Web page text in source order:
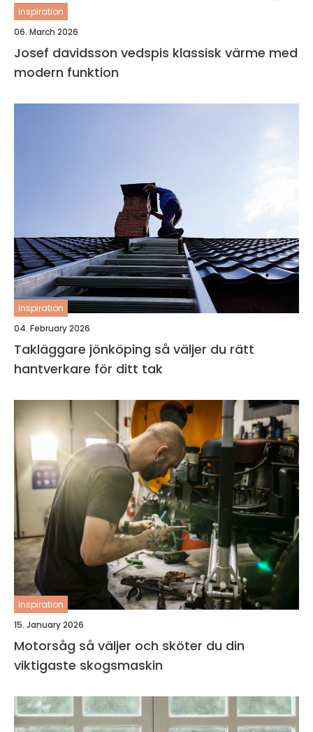
inspiration
06. March 2026
Josef davidsson vedspis klassisk värme med
modern funktion
inspiration
04. February 2026
Takläggare jönköping så väljer du rätt
hantverkare för ditt tak
inspiration
15. January 2026
Motorsåg så väljer och sköter du din
viktigaste skogsmaskin